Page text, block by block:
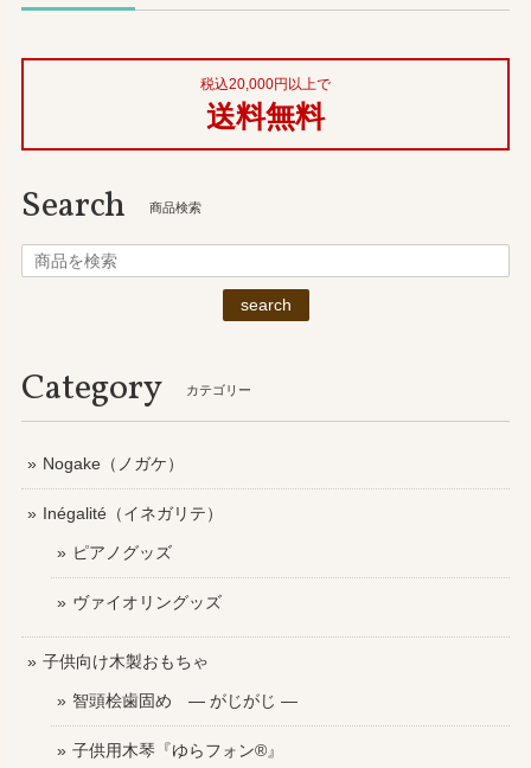
税込20,000円以上で
送料無料
Search 商品検索
search
Category カテゴリー
Nogake（ノガケ）
Inégalité（イネガリテ）
ピアノグッズ
ヴァイオリングッズ
子供向け木製おもちゃ
智頭桧歯固め ― がじがじ ―
子供用木琴『ゆらフォン®』